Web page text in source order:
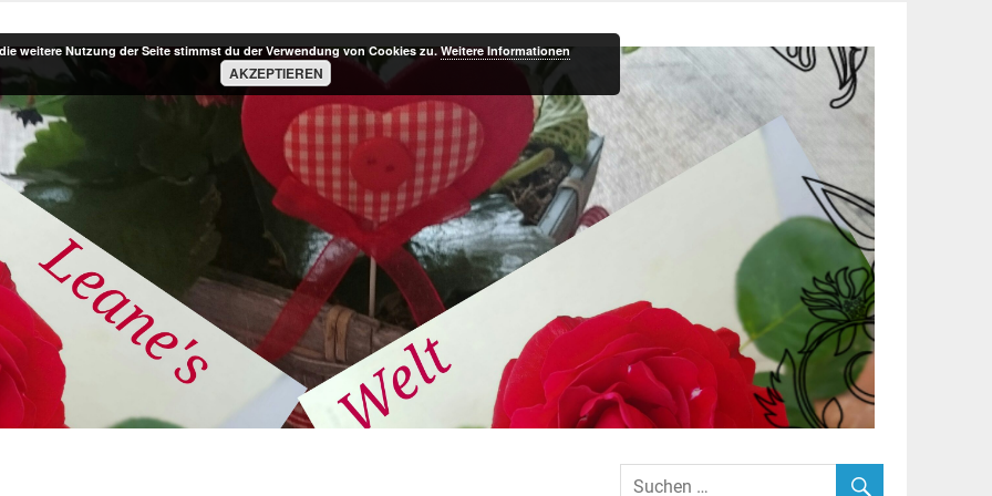
weitere Nutzung der Seite stimmst du der Verwendung von Cookies zu.Weitere Informationen
AKZEPTIEREN